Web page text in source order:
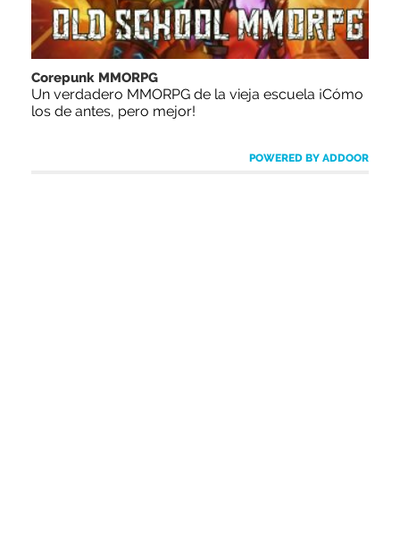
Corepunk MMORPG
Un verdadero MMORPG de la vieja escuela ¡Cómo
los de antes, pero mejor!
POWERED BY ADDOOR